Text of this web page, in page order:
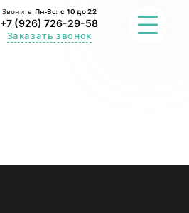
Звоните Пн-Вс:с 10 до 22
+7 (926) 726-29-58
Заказать звонок